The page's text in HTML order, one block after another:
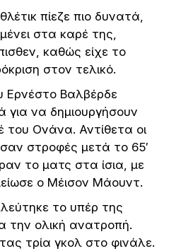
πίεζε πιο δυνατά,
στα καρέ της,
καθώς είχε το
στον τελικό.
Ερνέστο Βαλβέρδε
για να δημιουργήσουν
του Ονάνα. Αντίθετα οι
στροφές μετά το 65′
το ματς στα ίσια, με
ο Μέισον Μάουντ.
το υπέρ της
την ολική ανατροπή.
τρία γκολ στο φινάλε.